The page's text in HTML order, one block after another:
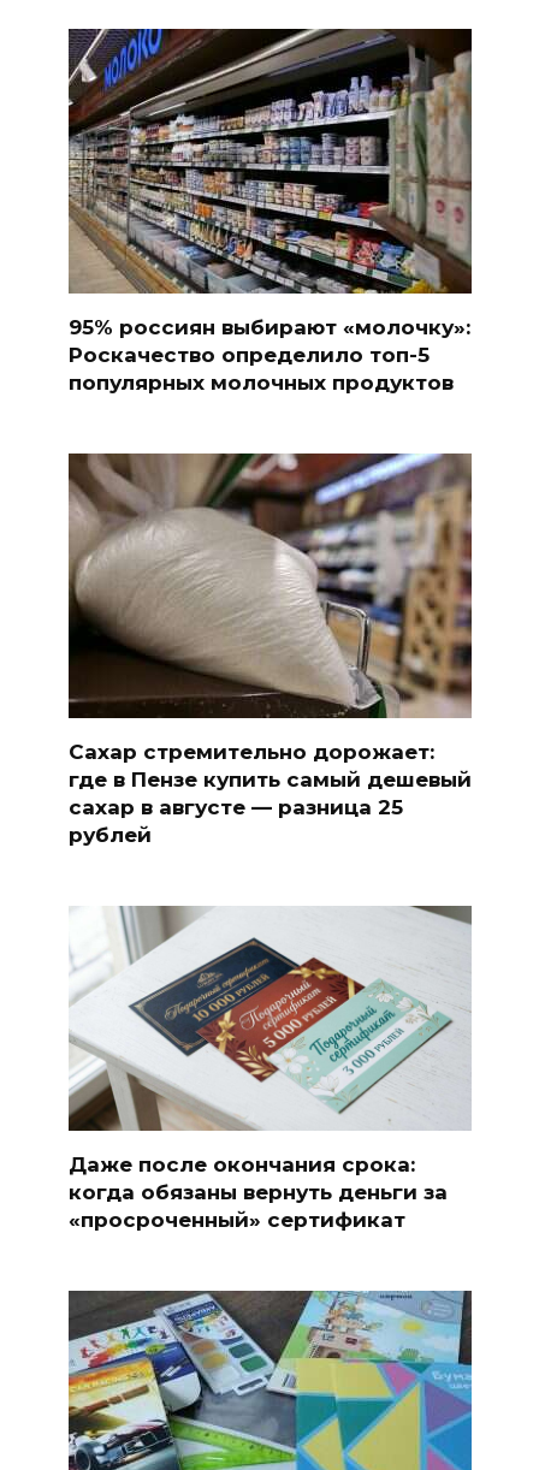
95% россиян выбирают «молочку»:
Роскачество определило топ-5
популярных молочных продуктов
Сахар стремительно дорожает:
где в Пензе купить самый дешевый
сахар в августе — разница 25
рублей
Даже после окончания срока:
когда обязаны вернуть деньги за
«просроченный» сертификат